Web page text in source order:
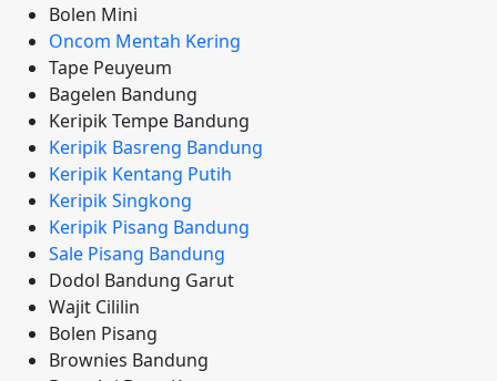
Bolen Mini
Oncom Mentah Kering
Tape Peuyeum
Bagelen Bandung
Keripik Tempe Bandung
Keripik Basreng Bandung
Keripik Kentang Putih
Keripik Singkong
Keripik Pisang Bandung
Sale Pisang Bandung
Dodol Bandung Garut
Wajit Cililin
Bolen Pisang
Brownies Bandung